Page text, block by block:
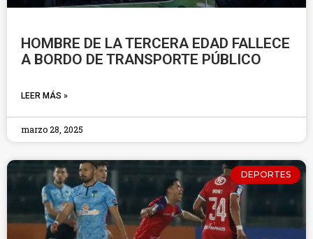
HOMBRE DE LA TERCERA EDAD FALLECE
A BORDO DE TRANSPORTE PÚBLICO
LEER MÁS »
marzo 28, 2025
DEPORTES